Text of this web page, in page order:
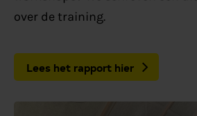
over de training.
Lees het rapport hier